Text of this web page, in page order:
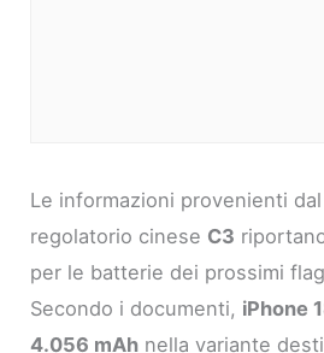
Le informazioni provenienti
regolatorio cinese C3
per le batterie dei prossimi
Secondo i documenti, iPhone
4.056 mAh nella variante